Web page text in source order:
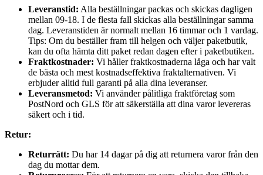
Leveranstid: Alla beställningar packas och skickas dagligen
mellan 09-18. I de flesta fall skickas alla beställningar samma
dag. Leveranstiden är normalt mellan 16 timmar och 1 vardag.
Tips: Om du beställer fram till helgen och väljer paketbutik,
kan du ofta hämta ditt paket redan dagen efter i paketbutiken.
Fraktkostnader: Vi håller fraktkostnaderna låga och har valt
de bästa och mest kostnadseffektiva fraktalternativen. Vi
erbjuder alltid full garanti på alla dina leveranser.
Leveransmetod: Vi använder pålitliga fraktföretag som
PostNord och GLS för att säkerställa att dina varor levereras
säkert och i tid.
Retur:
Returrätt: Du har 14 dagar på dig att returnera varor från den
dag du mottar dem.